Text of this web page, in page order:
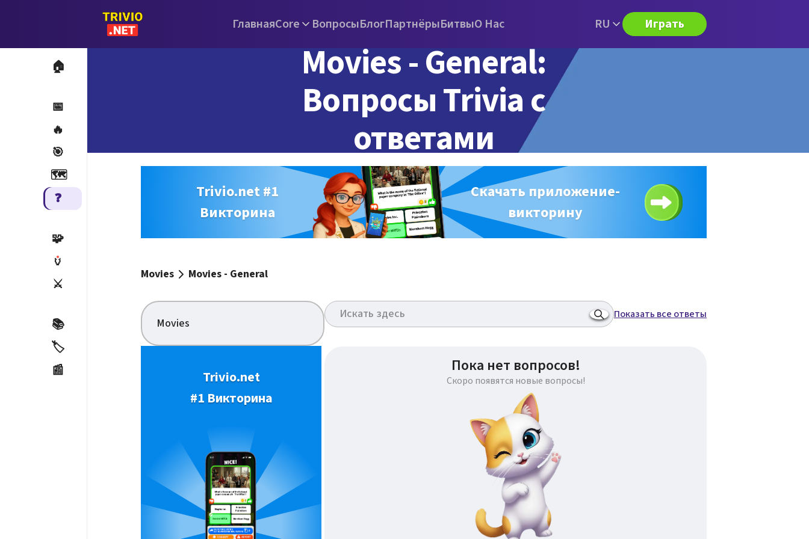
ГлавнаяCore ВопросыБлогПартнёрыБитвыО Нас RU Играть
🏠
📅
🔥
🎯
🗺️
❓
🧩
🏺
⚔️
📚
🏷️
📰
Movies - General:
Вопросы Trivia с
ответами
Trivio.net #1
Викторина
Скачать приложение-
викторину
Movies Movies - General
Movies
Trivio.net
#1 Викторина
Показать все ответы
Пока нет вопросов!
Скоро появятся новые вопросы!